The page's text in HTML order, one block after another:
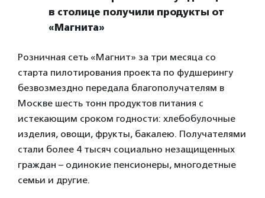
в столице получили продукты от
«Магнита»
Розничная сеть «Магнит» за три месяца со
старта пилотирования проекта по фудшерингу
безвозмездно передала благополучателям в
Москве шесть тонн продуктов питания с
истекающим сроком годности: хлебобулочные
изделия, овощи, фрукты, бакалею. Получателями
стали более 4 тысяч социально незащищенных
граждан – одинокие пенсионеры, многодетные
семьи и другие.